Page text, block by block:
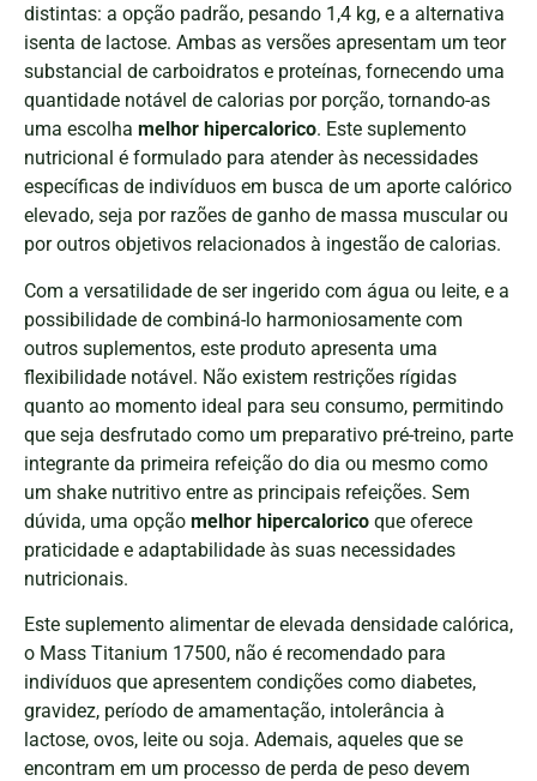
distintas: a opção padrão, pesando 1,4 kg, e a alternativa
isenta de lactose. Ambas as versões apresentam um teor
substancial de carboidratos e proteínas, fornecendo uma
quantidade notável de calorias por porção, tornando-as
uma escolha melhor hipercalorico. Este suplemento
nutricional é formulado para atender às necessidades
específicas de indivíduos em busca de um aporte calórico
elevado, seja por razões de ganho de massa muscular ou
por outros objetivos relacionados à ingestão de calorias.
Com a versatilidade de ser ingerido com água ou leite, e a
possibilidade de combiná-lo harmoniosamente com
outros suplementos, este produto apresenta uma
flexibilidade notável. Não existem restrições rígidas
quanto ao momento ideal para seu consumo, permitindo
que seja desfrutado como um preparativo pré-treino, parte
integrante da primeira refeição do dia ou mesmo como
um shake nutritivo entre as principais refeições. Sem
dúvida, uma opção melhor hipercalorico que oferece
praticidade e adaptabilidade às suas necessidades
nutricionais.
Este suplemento alimentar de elevada densidade calórica,
o Mass Titanium 17500, não é recomendado para
indivíduos que apresentem condições como diabetes,
gravidez, período de amamentação, intolerância à
lactose, ovos, leite ou soja. Ademais, aqueles que se
encontram em um processo de perda de peso devem